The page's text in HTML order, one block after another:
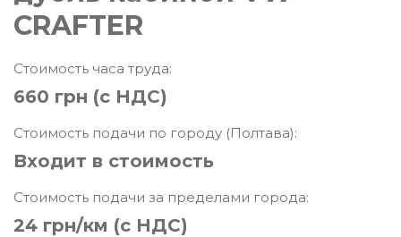
CRAFTER
Стоимость часа труда:
660 грн (с НДС)
Стоимость подачи по городу (Полтава):
Входит в стоимость
Стоимость подачи за пределами города:
24 грн/км (с НДС)